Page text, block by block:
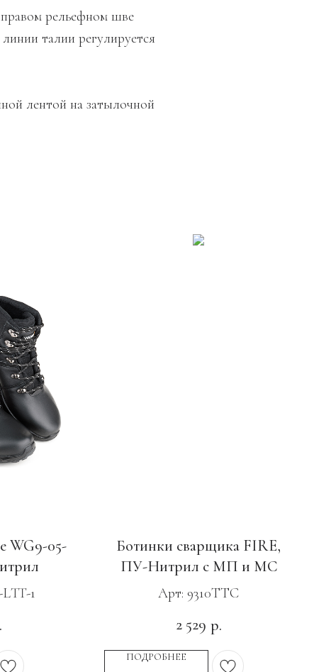
правом рельефном шве
талии регулируется
лентой на затылочной
WG9-05-
1
Ботинки сварщика FIRE,
ПУ-Нитрил с МП и МС
Арт: 9310ТТС
2 529 р.
ПОДРОБНЕЕ